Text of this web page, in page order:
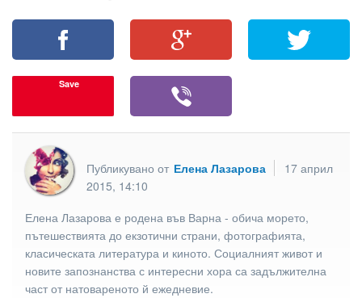
Save
Публикувано от Елена Лазарова
17 април
2015, 14:10
Елена Лазарова е родена във Варна - обича морето,
пътешествията до екзотични страни, фотографията,
класическата литература и киното. Социалният живот и
новите запознанства с интересни хора са задължителна
част от натовареното й ежедневие.